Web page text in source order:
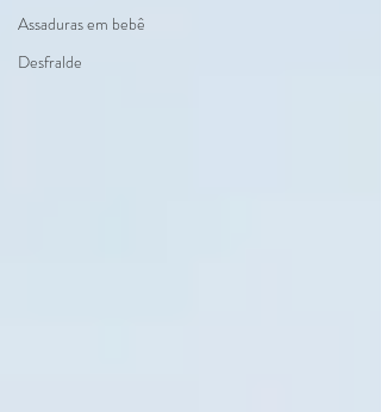
Assaduras em bebê
Desfralde